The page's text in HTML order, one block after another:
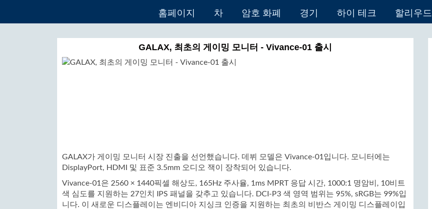
홈페이지 차 암호 화폐 경기 하이 테크 할리우드
GALAX, 최초의 게이밍 모니터 - Vivance-01 출시
GALAX가 게이밍 모니터 시장 진출을 선언했습니다. 데뷔 모델은 Vivance-01입니다. 모니터에는
DisplayPort, HDMI 및 표준 3.5mm 오디오 잭이 장착되어 있습니다.
Vivance-01은 2560 × 1440픽셀 해상도, 165Hz 주사율, 1ms MPRT 응답 시간, 1000:1 명암비, 10비트
색 심도를 지원하는 27인치 IPS 패널을 갖추고 있습니다. DCI-P3 색 영역 범위는 95%, sRGB는 99%입
니다. 이 새로운 디스플레이는 엔비디아 지싱크 인증을 지원하는 최초의 비반스 게이밍 디스플레이입